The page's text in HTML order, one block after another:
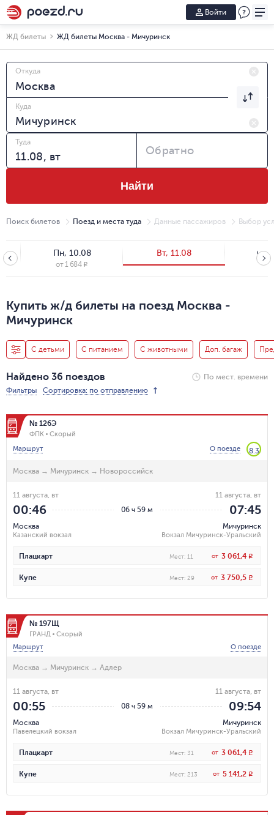
Войти
ЖД билеты ЖД билеты Москва - Мичуринск
Откуда
Куда
Туда
Обратно
Найти
Поиск билетов Поезд и места туда Данные пассажиров Выбор
Пн, 10.08
от 1 684 R
Вт, 11.08 Ср,
от1
Купить ж/д билеты на поезд Москва -
Мичуринск
С детьми С питанием С животными Доп. багаж
Найдено 36 поездов
По мест. времени
Фильтры
Сортировка: по отправлению
№ 126Э
ФПК
Скорый
Маршрут
О поезде 8.3
Москва → Мичуринск → Новороссийск
06 ч 59 м
11 августа, вт
00:46
Москва
Казанский вокзал
11 августа, вт
07:45
Мичуринск
Вокзал Мичуринск-Уральский
Плацкарт Мест: 11 от 3 061,4 R
Купе Мест: 29 от 3 750,5 R
№ 197Щ
ГРАНД
Скорый
Маршрут
О поезде
Москва → Мичуринск → Адлер
08 ч 59 м
11 августа, вт
00:55
Москва
Павелецкий вокзал
11 августа, вт
09:54
Мичуринск
Вокзал Мичуринск-Уральский
Плацкарт Мест: 31 от 3 061,4 R
Купе Мест: 213 от 5 141,2 R